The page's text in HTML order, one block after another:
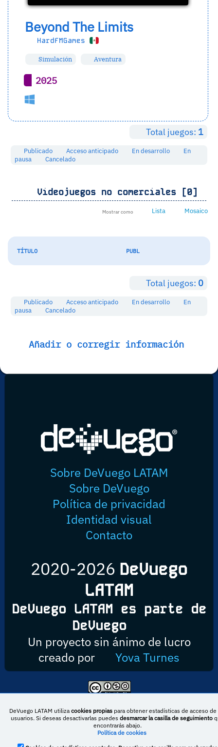
Beyond The Limits
HardFMGames
Simulación Aventura
2025
Total juegos: 1
Publicado Acceso anticipado En desarrollo
En
pausa
Cancelado
Videojuegos no comerciales [0]
Mostrar como Lista Mosaico
TÍTULO PUBL
Total juegos: 0
Publicado Acceso anticipado En desarrollo
En
pausa
Cancelado
Añadir o corregir información
Sobre DeVuego LATAM
Sobre DeVuego
Política de privacidad
Identidad visual
Contacto
2020-2026 DeVuego
LATAM
DeVuego LATAM es parte de
DeVuego
Un proyecto sin ánimo de lucro
creado por
Yova Turnes
DeVuego LATAM utiliza cookies propiaspara obtener estadísticas de acceso de
usuarios. Si deseas desactivarlas puedes desmarcar la casilla de seguimiento
encontrarás abajo.
Política de cookies